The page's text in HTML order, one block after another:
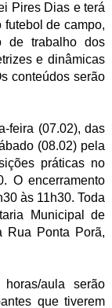
Pires Dias e terá
de campo,
de trabalho dos
e dinâmicas
conteúdos serão
feira (07.02), das
(08.02) pela
práticas no
O encerramento
às 11h30. Toda
Municipal de
Rua Ponta Porã,
aula serão
que tiverem